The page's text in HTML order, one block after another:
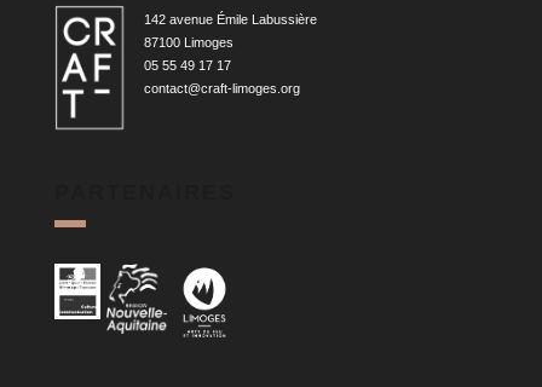
142 avenue Émile Labussière
87100 Limoges
05 55 49 17 17
contact@craft-limoges.org